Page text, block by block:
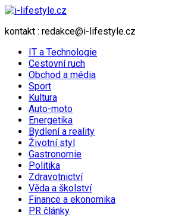
kontakt : redakce@i-lifestyle.cz
IT a Technologie
Cestovní ruch
Obchod a média
Sport
Kultura
Auto-moto
Energetika
Bydlení a reality
Životní styl
Gastronomie
Politika
Zdravotnictví
Věda a školství
Finance a ekonomika
PR články